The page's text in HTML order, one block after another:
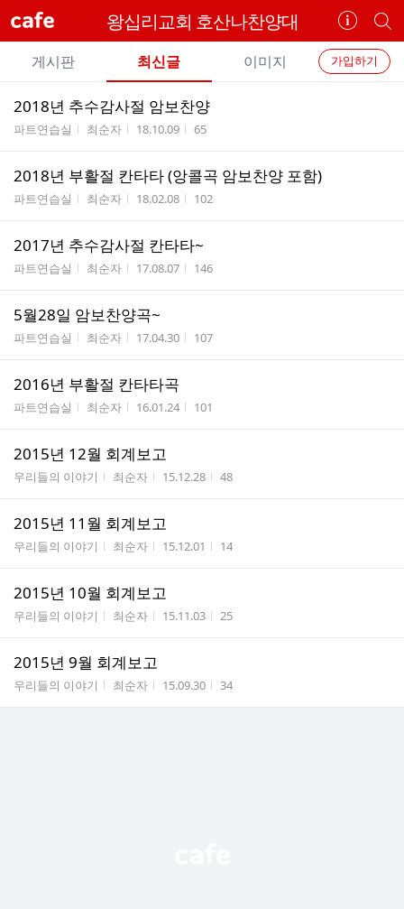
cafe 왕십리교회 호산나찬양대
카
페
정
보
개
별
카
페
카
페
메
뉴
가입하기
게시판 최신글 이미지
전
체
글
리
2018년 추수감사절 암보찬양
게시판명
파트연습실 작성자
최순자 작성시간
18.10.09 조회수
65
2018년 부활절 칸타타 (앙콜곡 암보찬양 포함)
게시판명
파트연습실 작성자
최순자 작성시간
18.02.08 조회수
102
2017년 추수감사절 칸타타~
게시판명
파트연습실 작성자
최순자 작성시간
17.08.07 조회수
146
5월28일 암보찬양곡~
게시판명
파트연습실 작성자
최순자 작성시간
17.04.30 조회수
107
2016년 부활절 칸타타곡
게시판명
파트연습실 작성자
최순자 작성시간
16.01.24 조회수
101
2015년 12월 회계보고
게시판명
우리들의 이야기 작성자
최순자 작성시간
15.12.28 조회수
48
2015년 11월 회계보고
게시판명
우리들의 이야기 작성자
최순자 작성시간
15.12.01 조회수
14
2015년 10월 회계보고
게시판명
우리들의 이야기 작성자
최순자 작성시간
15.11.03 조회수
25
2015년 9월 회계보고
게시판명
우리들의 이야기 작성자
최순자 작성시간
15.09.30 조회수
34